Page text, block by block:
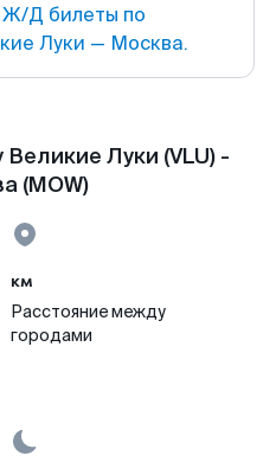
Д билеты по
Луки — Москва.
Луки (VLU) -
(MOW)
км
Расстояние между
городами